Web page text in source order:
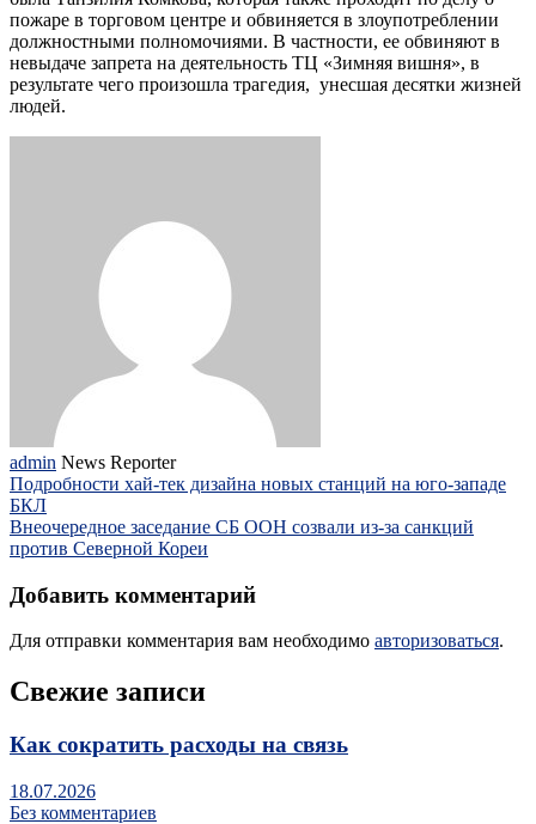
пожаре в торговом центре и обвиняется в злоупотреблении
должностными полномочиями. В частности, ее обвиняют в
невыдаче запрета на деятельность ТЦ «Зимняя вишня», в
результате чего произошла трагедия, унесшая десятки жизней
людей.
admin News Reporter
Подробности хай-тек дизайна новых станций на юго-западе
БКЛ
Внеочередное заседание СБ ООН созвали из-за санкций
против Северной Кореи
Добавить комментарий
Для отправки комментария вам необходимо авторизоваться.
Свежие записи
Как сократить расходы на связь
18.07.2026
Без комментариев